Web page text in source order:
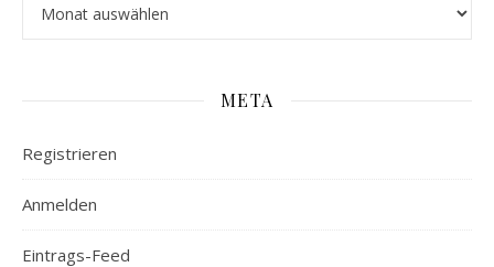
META
Registrieren
Anmelden
Eintrags-Feed